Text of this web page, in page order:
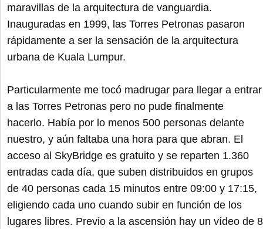
maravillas de la arquitectura de vanguardia.
Inauguradas en 1999, las Torres Petronas pasaron
rápidamente a ser la sensación de la arquitectura
urbana de Kuala Lumpur.
Particularmente me tocó madrugar para llegar a entrar
a las Torres Petronas pero no pude finalmente
hacerlo. Había por lo menos 500 personas delante
nuestro, y aún faltaba una hora para que abran. El
acceso al SkyBridge es gratuito y se reparten 1.360
entradas cada día, que suben distribuidos en grupos
de 40 personas cada 15 minutos entre 09:00 y 17:15,
eligiendo cada uno cuando subir en función de los
lugares libres. Previo a la ascensión hay un vídeo de 8